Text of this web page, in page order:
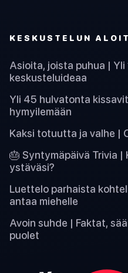
KESKUSTELUN
Asioita, joista puhua |
keskusteluideaa
Yli 45 hulvatonta
hymyilemään
Kaksi totuutta ja valhe |
🎂 Syntymäpäivä Trivia |
ystäväsi?
Luettelo parhaista
antaa miehelle
Avoin suhde | Faktat,
puolet